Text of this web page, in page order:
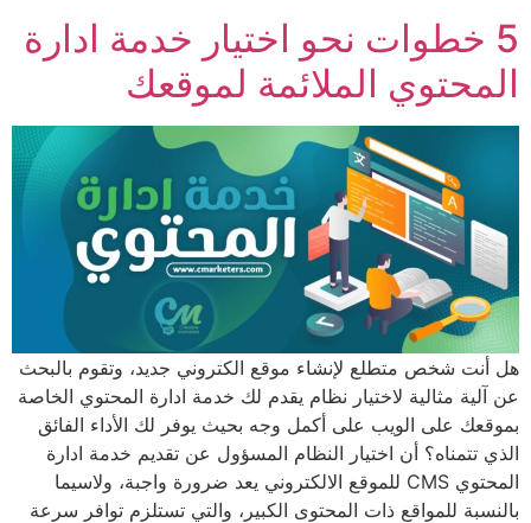
5 خطوات نحو اختيار خدمة ادارة
المحتوي الملائمة لموقعك
هل أنت شخص متطلع لإنشاء موقع الكتروني جديد، وتقوم بالبحث
عن آلية مثالية لاختيار نظام يقدم لك خدمة ادارة المحتوي الخاصة
بموقعك على الويب على أكمل وجه بحيث يوفر لك الأداء الفائق
الذي تتمناه؟ أن اختيار النظام المسؤول عن تقديم خدمة ادارة
المحتوي CMS للموقع الالكتروني يعد ضرورة واجبة، ولاسيما
بالنسبة للمواقع ذات المحتوى الكبير، والتي تستلزم توافر سرعة